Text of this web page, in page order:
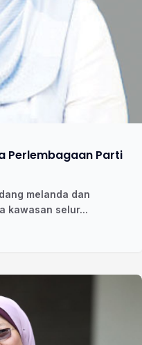
Perlembagaan Parti
melanda dan
kawasan selur...